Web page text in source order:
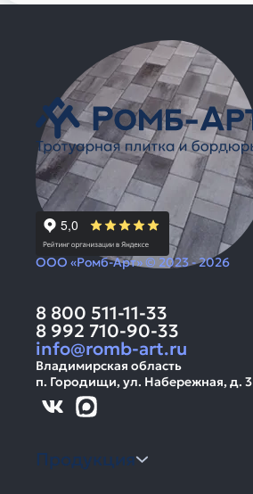
ООО «Ромб-Арт» © 2023 - 2026
8 800 511-11-33
8 992 710-90-33
info@romb-art.ru
Владимирская область
п. Городищи, ул. Набережная, д. 3
Продукция